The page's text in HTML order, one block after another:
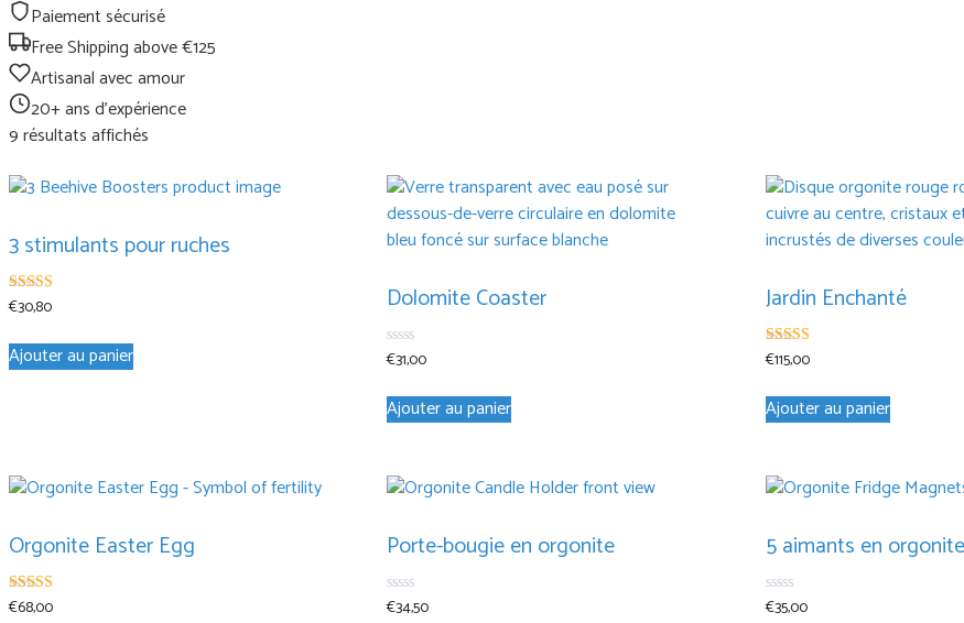
Paiement sécurisé
Free Shipping above €125
Artisanal avec amour
20+ ans d'expérience
9 résultats affichés
3 stimulants pour ruches
5.00
sur 5
€30,80
Ajouter au panier
Dolomite Coaster
0
sur
€31,00
Ajouter au panier
Jardin Enchanté
5.00
sur 5
€115,00
Ajouter au panier
Orgonite Easter Egg
5.00
sur 5
€68,00
Porte-bougie en orgonite
0
sur
€34,50
5 aimants en
0
sur
€35,00